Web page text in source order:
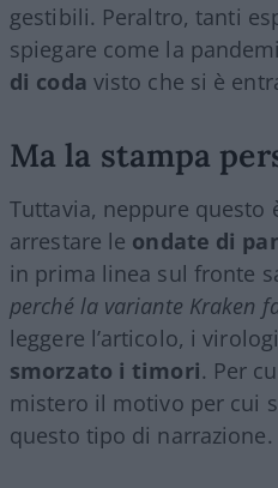
gestibili. Peraltro, tanti
spiegare come la
di coda visto che si è
Ma la stampa
Tuttavia, neppure questo
arrestare le ondate di
in prima linea sul fronte
perché la variante Kraken
leggere l’articolo, i
smorzato i timori. Per
mistero il motivo per cui
questo tipo di narrazione.